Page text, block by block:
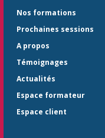
Nos formations
Prochaines sessions
A propos
Témoignages
Actualités
Espace formateur
Espace client